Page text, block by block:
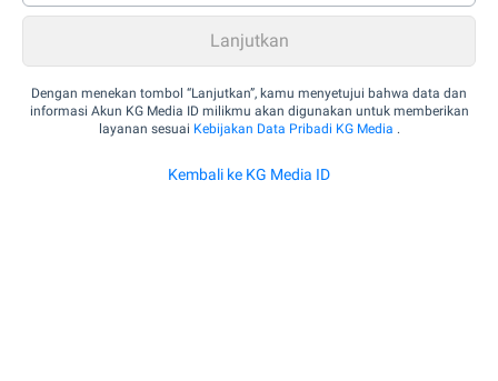
Dengan menekan tombol “Lanjutkan”, kamu menyetujui bahwa data dan
informasi Akun KG Media ID milikmu akan digunakan untuk memberikan
layanan sesuai Kebijakan Data Pribadi KG Media .
Kembali ke KG Media ID